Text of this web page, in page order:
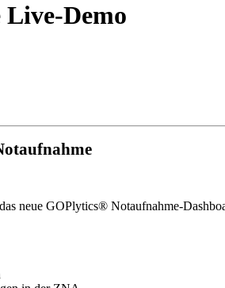
Demo
neue GOPlytics®